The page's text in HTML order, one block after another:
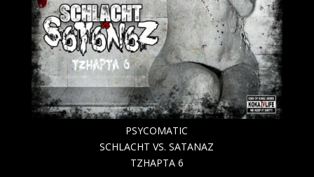
PSYCOMATIC
SCHLACHT VS. SATANAZ
TZHAPTA 6